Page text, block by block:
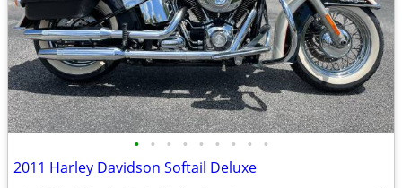
• • • • • • • • •
2011 Harley Davidson Softail Deluxe